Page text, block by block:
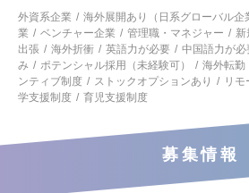
外資系企業
海外展開あり（日系グローバル企
業
ベンチャー企業 管理職・マネジャー 新
出張
海外折衝 英語力が必要 中国語力が必
み
ポテンシャル採用（未経験可） 海外転勤
ンティブ制度
ストックオプションあり リ
学支援制度
育児支援制度
募集情報